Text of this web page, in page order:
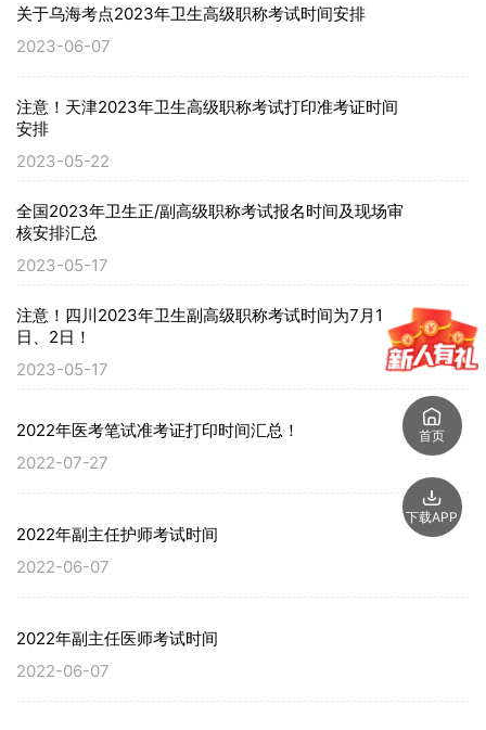
关于乌海考点2023年卫生高级职称考试时间安排
2023-06-07
注意！天津2023年卫生高级职称考试打印准考证时间
安排
2023-05-22
全国2023年卫生正/副高级职称考试报名时间及现场审
核安排汇总
2023-05-17
注意！四川2023年卫生副高级职称考试时间为7月1
日、2日！
2023-05-17
2022年医考笔试准考证打印时间汇总！
2022-07-27
2022年副主任护师考试时间
2022-06-07
2022年副主任医师考试时间
2022-06-07
首页
下载APP